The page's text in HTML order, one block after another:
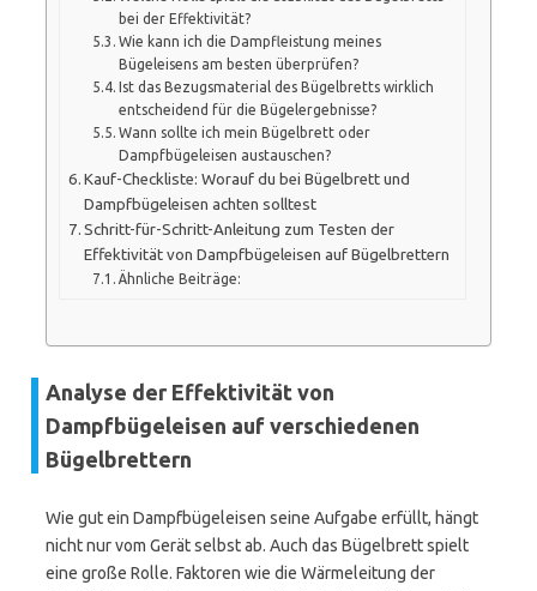
bei der Effektivität?
Wie kann ich die Dampfleistung meines
Bügeleisens am besten überprüfen?
Ist das Bezugsmaterial des Bügelbretts wirklich
entscheidend für die Bügelergebnisse?
Wann sollte ich mein Bügelbrett oder
Dampfbügeleisen austauschen?
Kauf-Checkliste: Worauf du bei Bügelbrett und
Dampfbügeleisen achten solltest
Schritt-für-Schritt-Anleitung zum Testen der
Effektivität von Dampfbügeleisen auf Bügelbrettern
Ähnliche Beiträge:
Analyse der Effektivität von
Dampfbügeleisen auf verschiedenen
Bügelbrettern
Wie gut ein Dampfbügeleisen seine Aufgabe erfüllt, hängt
nicht nur vom Gerät selbst ab. Auch das Bügelbrett spielt
eine große Rolle. Faktoren wie die Wärmeleitung der